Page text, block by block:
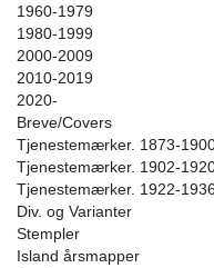
1960-1979
1980-1999
2000-2009
2010-2019
2020-
Breve/Covers
Tjenestemærker. 1873-
Tjenestemærker. 1902-
Tjenestemærker. 1922-1936
Div. og Varianter
Stempler
Island årsmapper